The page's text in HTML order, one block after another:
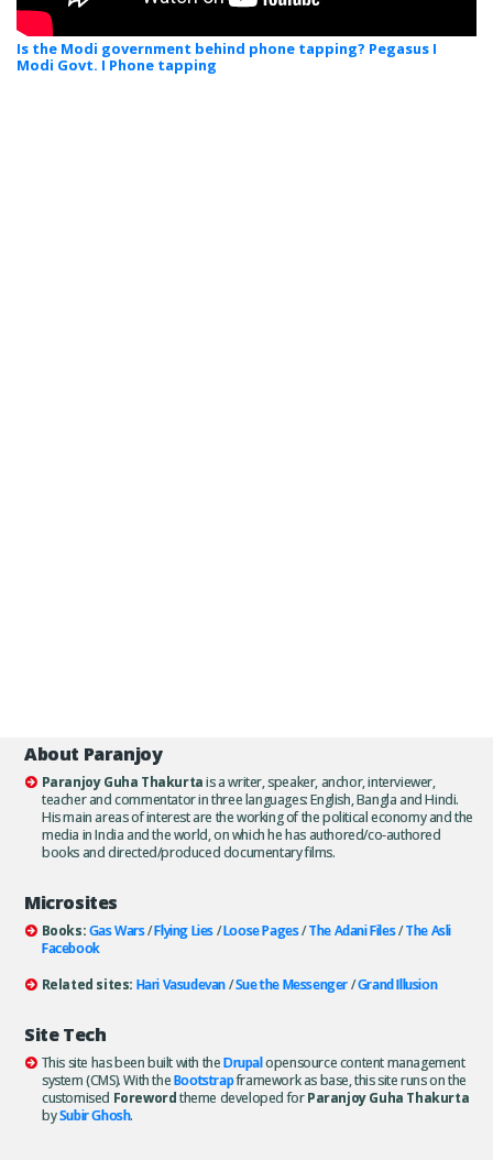
Is the Modi government behind phone tapping? Pegasus I
Modi Govt. I Phone tapping
About Paranjoy
Paranjoy Guha Thakurtais a writer, speaker, anchor, interviewer,
teacher and commentator in three languages: English, Bangla and Hindi.
His main areas of interest are the working of the political economy and the
media in India and the world, on which he has authored/co-authored
books and directed/produced documentary films.
Microsites
Books:Gas Wars/Flying Lies/Loose Pages/The Adani Files/The Asli
Facebook
Related sites: Hari Vasudevan/Sue the Messenger/Grand Illusion
Site Tech
This site has been built with theDrupalopensource content management
system (CMS). With theBootstrapframework as base, this site runs on the
customised Forewordtheme developed forParanjoy Guha Thakurta
bySubir Ghosh.